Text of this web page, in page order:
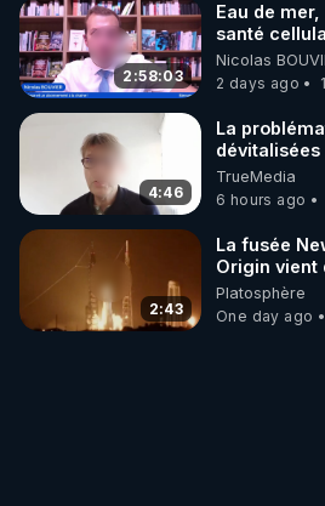
2:58:03
Eau de
santé
Grégoire
Nicolas
2 days ago
4:46
La
TrueMedia
6 hours ago
2:43
La fusée
Origin vient
fumée.
Platosphère
One day ago